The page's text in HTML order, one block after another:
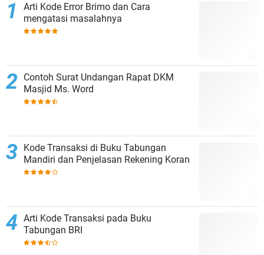
Arti Kode Error Brimo dan Cara
mengatasi masalahnya
Contoh Surat Undangan Rapat DKM
Masjid Ms. Word
Kode Transaksi di Buku Tabungan
Mandiri dan Penjelasan Rekening Koran
Arti Kode Transaksi pada Buku
Tabungan BRI